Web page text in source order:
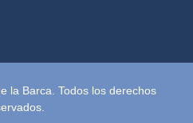
la Barca. Todos los derechos